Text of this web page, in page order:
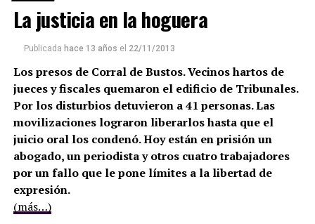
La justicia en la hoguera
Publicada hace 13 años el 22/11/2013
Los presos de Corral de Bustos. Vecinos hartos de
jueces y fiscales quemaron el edificio de Tribunales.
Por los disturbios detuvieron a 41 personas. Las
movilizaciones lograron liberarlos hasta que el
juicio oral los condenó. Hoy están en prisión un
abogado, un periodista y otros cuatro trabajadores
por un fallo que le pone límites a la libertad de
expresión.
(más…)